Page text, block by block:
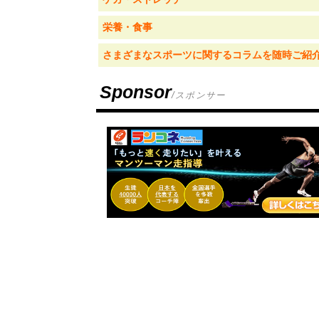
栄養・食事
さまざまなスポーツに関するコラムを随時ご紹
Sponsor/スポンサー